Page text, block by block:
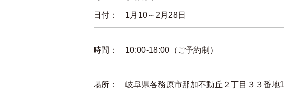
日付： 1月10～2月28日
時間： 10:00-18:00（ご予約制）
場所： 岐阜県各務原市那加不動丘２丁目３３番地1